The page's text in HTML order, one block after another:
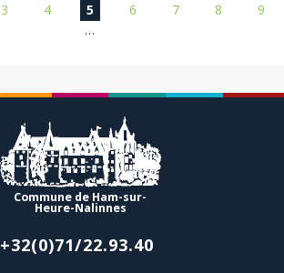
3 4 5 6 7 8
9
…
Commune de Ham-sur-
Heure-Nalinnes
+32(0)71/22.93.40